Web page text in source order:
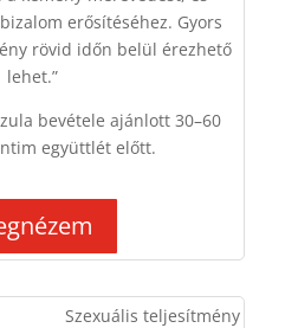
erősítéséhez. Gyors
rövid időn belül érezhető
lehet.”
bevétele ajánlott 30–60
együttlét előtt.
Szexuális teljesítmény